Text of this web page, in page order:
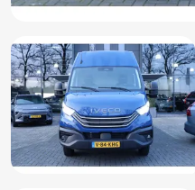
Verwarmde voorruit
Zijschuifdeur rechts
Betonplex in laadruimte
Cruise control
Zijwandbekleding laadruimte
Navigatie